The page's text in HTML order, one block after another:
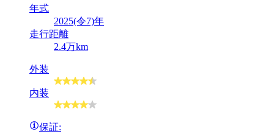
年式
2025(令7)年
走行距離
2.4万km
外装
内装
保証: